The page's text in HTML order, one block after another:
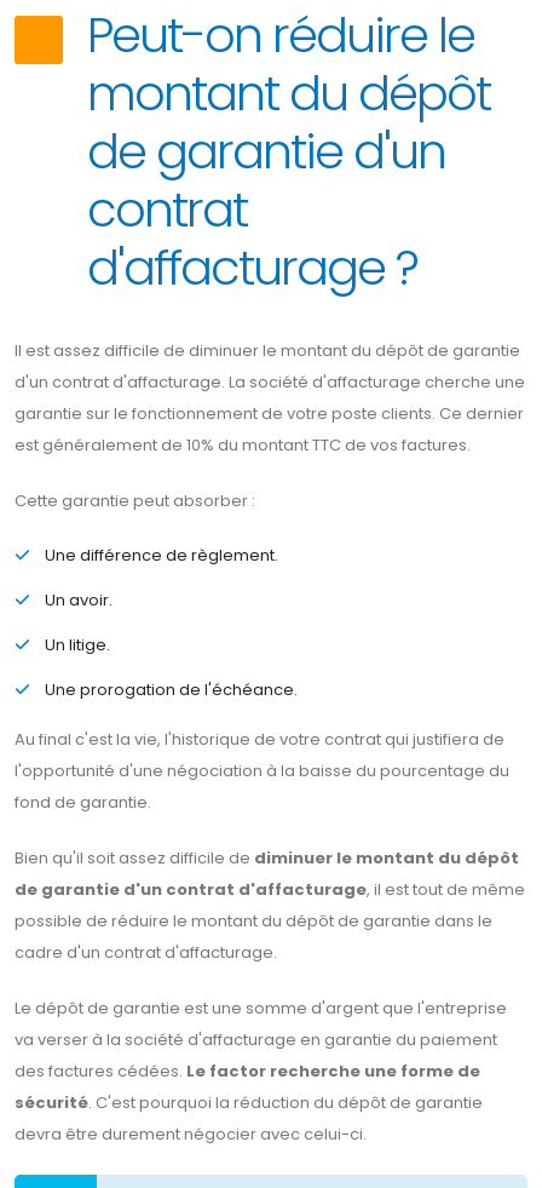
Peut-on réduire le
montant du dépôt
de garantie d'un
contrat
d'affacturage ?
Il est assez difficile de diminuer le montant du dépôt de garantie
d'un contrat d'affacturage. La société d'affacturage cherche une
garantie sur le fonctionnement de votre poste clients. Ce dernier
est généralement de 10% du montant TTC de vos factures.
Cette garantie peut absorber :
Une différence de règlement.
Un avoir.
Un litige.
Une prorogation de l'échéance.
Au final c'est la vie, l'historique de votre contrat qui justifiera de
l'opportunité d'une négociation à la baisse du pourcentage du
fond de garantie.
Bien qu'il soit assez difficile de diminuer le montant du dépôt
de garantie d'un contrat d'affacturage, il est tout de même
possible de réduire le montant du dépôt de garantie dans le
cadre d'un contrat d'affacturage.
Le dépôt de garantie est une somme d'argent que l'entreprise
va verser à la société d'affacturage en garantie du paiement
des factures cédées. Le factor recherche une forme de
sécurité. C'est pourquoi la réduction du dépôt de garantie
devra être durement négocier avec celui-ci.